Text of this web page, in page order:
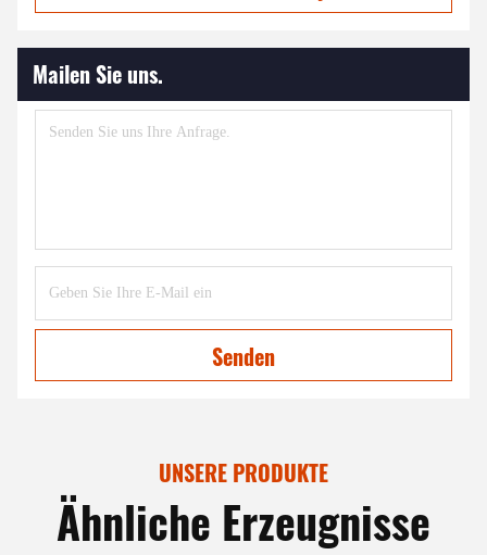
Mailen Sie uns.
Senden
UNSERE PRODUKTE
Ähnliche Erzeugnisse